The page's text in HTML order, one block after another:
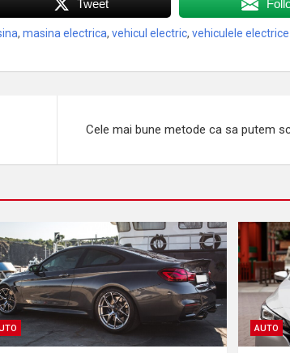
Tweet
, masina electrica, vehicul electric, vehiculele electrice
Cele mai bune metode ca sa putem
AUTO